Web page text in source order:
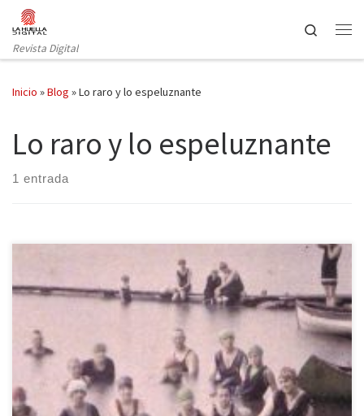
Saltar al contenido
Revista Digital
Search
Inicio »Blog »Lo raro y lo espeluznante
Lo raro y lo espeluznante
1 entrada
Alpha Decay publica en nuestro país el ensayo de Mark Fisher
titulado Lo raro y lo espeluznante. En menos de doscientas
páginas, define, analiza y esclarece las diferencias entre estos dos
conceptos. Si lo raro (weird) tiene relación con lo que no debería
de estar allí, lo espeluznante (eerie) se […]